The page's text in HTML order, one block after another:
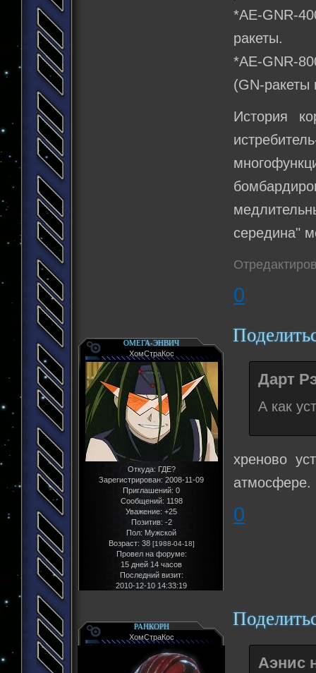
*АЕ-GNR-
ракеты.
*AE-GNR-
(GN-ракеты
История
середина"
0
ОМЕГА-ЭНВИЧ
ХомСтраКос
Откуда: ГДЕ?
Зарегистрирован: 2008-11-09
Приглашений: 0
Сообщений: 1198
Уважение: +25
Позитив: -2
Пол: Мужской
Возраст: 38[1988-04-18]
Провел на форуме:
15 дней 14 часов
Последний визит:
2010-12-10 14:33:19
Дарт
А как
хреново
атмосфере.
0
РАНКОРН
ХомСтраКос
Аэнис